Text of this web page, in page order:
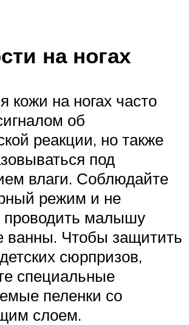
на ногах
кожи на ногах часто
об
реакции, но также
под
влаги. Соблюдайте
режим и не
проводить малышу
ванны. Чтобы защитить
сюрпризов,
специальные
пеленки со
слоем.